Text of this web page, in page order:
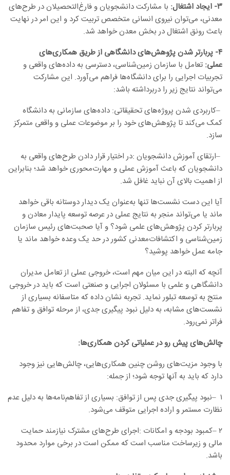
۳- ایجاد اشتغال:
با مشارکت دانشجویان و فارغ‌التحصیلان در طرح‌های
معدنی، می‌توان نیروی انسانی متخصص تربیت کرد و این امر در نهایت
باعث رونق اشتغال در بخش معدن خواهد شد.
۴- پربارتر شدن پژوهش‌های دانشگاهی از طریق همکاری‌های
عملی: تعامل با سازمان زمین‌شناسی، دسترسی به داده‌های واقعی و
تجربیات اجرایی را برای دانشگاه‌ها فراهم می‌آورد. این مشارکت
می‌تواند نتایج زیر را دربرداشته باشد:
–کاربردی شدن پروژه‌های تحقیقاتی: داده‌های سازمانی به دانشگاه
کمک می‌کند تا پژوهش‌های خود را بر موضوعات عملی و واقعی متمرکز
سازد.
–ارتقای آموزش دانشجویان :در اختیار قرار دادن طرح‌های واقعی به
دانشجویان که باعث آموزش عملی و مهارت‌محوری خواهد شد؛ بنابراین
از اهمیت بالای آن نباید غافل شد.
آیا این دست نشست‌ها تنها به‌عنوان یک دیدار دوستانه باقی خواهد
ماند یا می‌تواند منجر به نتایج عملی در عرصه توسعه پایدار معادن و
پربارتر کردن پژوهش‌های علمی شود؟ و آیا صحبت‌های رئیس سازمان
زمین‌شناسی و اکتشافات‌معدنی کشور در حد یک وعده خواهد ماند یا
جامه عمل خواهد پوشید؟
آنچه که البته در این میان مهم است، خروجی عملی از تعامل مدیران
دانشگاهی و علمی با مسئولان اجرایی و صنعتی است که باید در خروجی
منتج به توسعه تبلور نماید. تجربه نشان داده که متاسفانه بسیاری از
نشست‌های مشابه، به دلیل نبود پیگیری جدی، از مرحله توافق و تفاهم
فراتر نمی‌رود.
چالش‌های پیش رو در عملیاتی کردن همکاری‌ها:
با وجود مزیت‌های روشن چنین همکاری‌هایی، چالش‌هایی نیز وجود
دارد که باید به آنها توجه شود؛ از جمله:
۱ –نبود پیگیری جدی پس از توافق: بسیاری از تفاهم‌نامه‌ها به دلیل عدم
نظارت مستمر و اراده اجرایی متوقف می‌شود.
۲–کمبود بودجه و امکانات :اجرای طرح‌های مشترک نیازمند حمایت
مالی و زیرساخت مناسب است که ممکن است در برخی موارد محدود
باشد.